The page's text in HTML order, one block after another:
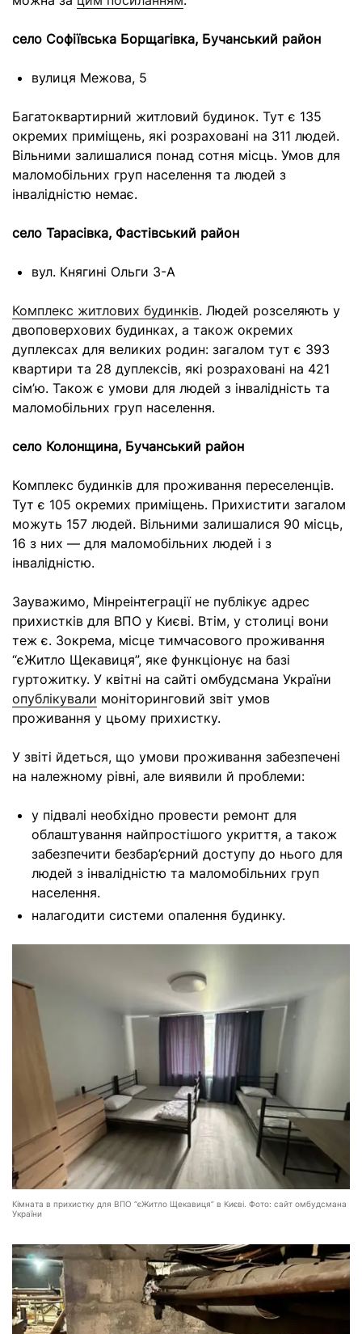
село Софіївська Борщагівка, Бучанський район
вулиця Межова, 5
Багатоквартирний житловий будинок. Тут є 135
окремих приміщень, які розраховані на 311 людей.
Вільними залишалися понад сотня місць. Умов для
маломобільних груп населення та людей з
інвалідністю немає.
село Тарасівка, Фастівський район
вул. Княгині Ольги 3-A
Комплекс житлових будинків. Людей розселяють у
двоповерхових будинках, а також окремих
дуплексах для великих родин: загалом тут є 393
квартири та 28 дуплексів, які розраховані на 421
сім’ю. Також є умови для людей з інвалідність та
маломобільних груп населення.
село Колонщина, Бучанський район
Комплекс будинків для проживання переселенців.
Тут є 105 окремих приміщень. Прихистити загалом
можуть 157 людей. Вільними залишалися 90 місць,
16 з них — для маломобільних людей і з
інвалідністю.
Зауважимо, Мінреінтеграції не публікує адрес
прихистків для ВПО у Києві. Втім, у столиці вони
теж є. Зокрема, місце тимчасового проживання
“єЖитло Щекавиця”, яке функціонує на базі
гуртожитку. У квітні на сайті омбудсмана України
опублікували моніторинговий звіт умов
проживання у цьому прихистку.
У звіті йдеться, що умови проживання забезпечені
на належному рівні, але виявили й проблеми:
у підвалі необхідно провести ремонт для
облаштування найпростішого укриття, а також
забезпечити безбар’єрний доступу до нього для
людей з інвалідністю та маломобільних груп
населення.
налагодити системи опалення будинку.
Кімната в прихистку для ВПО “єЖитло Щекавиця” в Києві. Фото: сайт омбудсмана
України